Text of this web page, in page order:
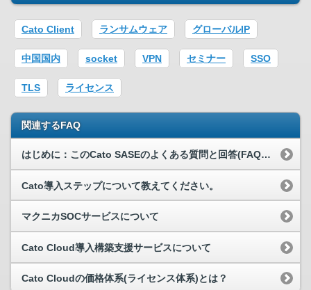
Cato Client ランサムウェア グローバルIP
中国国内 socket VPN セミナー SSO
TLS ライセンス
関連するFAQ
はじめに：このCato SASEのよくある質問と回答(FAQ)サイトについて
Cato導入ステップについて教えてください。
マクニカSOCサービスについて
Cato Cloud導入構築支援サービスについて
Cato Cloudの価格体系(ライセンス体系)とは？